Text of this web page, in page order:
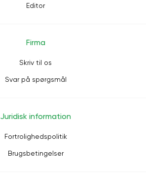
Editor
Firma
Skriv til os
Svar på spørgsmål
Juridisk information
Fortrolighedspolitik
Brugsbetingelser